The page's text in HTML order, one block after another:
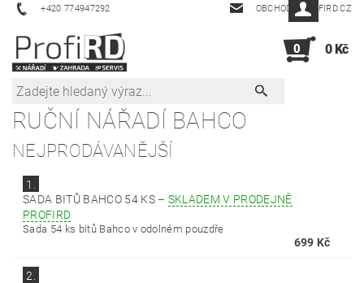
+420 774947292 OBCHOD@PROFIRD.CZ
0 0 Kč
RUČNÍ NÁŘADÍ BAHCO
NEJPRODÁVANĚJŠÍ
1.
SADA BITŮ BAHCO 54 KS – SKLADEM V PRODEJNĚ
PROFIRD
Sada 54 ks bitů Bahco v odolném pouzdře
699 Kč
2.